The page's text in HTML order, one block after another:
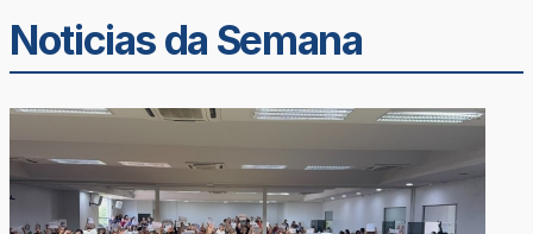
Noticias da Semana